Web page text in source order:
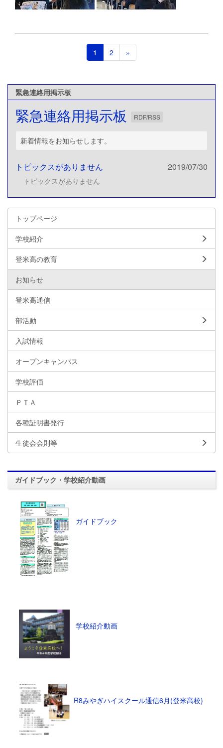
1 2 »
緊急連絡用掲示板
緊急連絡用掲示板 RDF/RSS
新着情報をお知らせします。
トピックスがありません 2019/07/30
トピックスがありません
トップページ
学校紹介
登米高の教育
お知らせ
登米高通信
部活動
入試情報
オープンキャンパス
学校評価
ＰＴＡ
各種証明書発行
生徒会会則等
ガイドブック・学校紹介動画
ガイドブック
学校紹介動画
R8みやぎハイスクール通信6月(登米高校)